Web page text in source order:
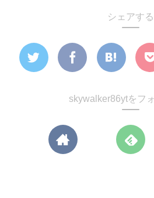
シェアする
skywalker86ytをフ